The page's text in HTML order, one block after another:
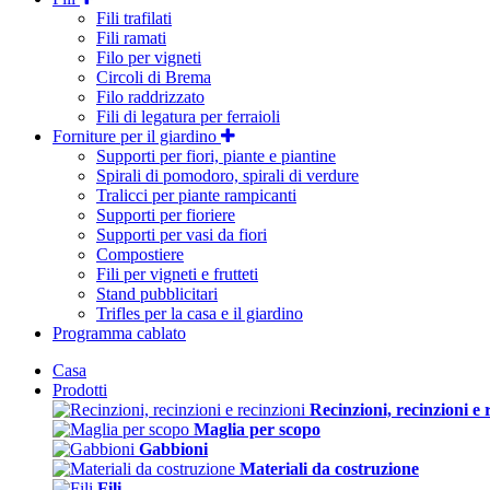
Fili trafilati
Fili ramati
Filo per vigneti
Circoli di Brema
Filo raddrizzato
Fili di legatura per ferraioli
Forniture per il giardino
Supporti per fiori, piante e piantine
Spirali di pomodoro, spirali di verdure
Tralicci per piante rampicanti
Supporti per fioriere
Supporti per vasi da fiori
Compostiere
Fili per vigneti e frutteti
Stand pubblicitari
Trifles per la casa e il giardino
Programma cablato
Casa
Prodotti
Recinzioni, recinzioni e
Maglia per scopo
Gabbioni
Materiali da costruzione